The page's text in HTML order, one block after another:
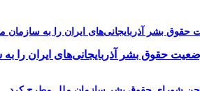
حقوق بشر آذربایجانی‌های ایران را به